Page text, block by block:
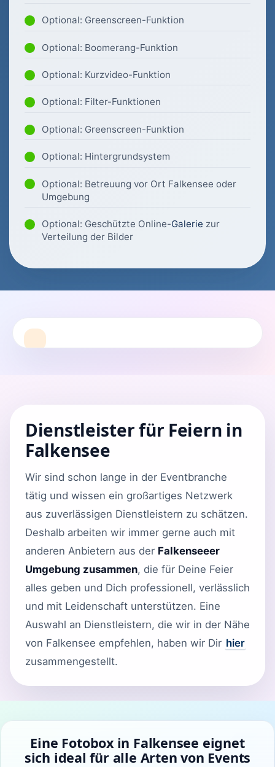
Optional: Greenscreen-Funktion
Optional: Boomerang-Funktion
Optional: Kurzvideo-Funktion
Optional: Filter-Funktionen
Optional: Greenscreen-Funktion
Optional: Hintergrundsystem
Optional: Betreuung vor Ort Falkensee oder
Umgebung
Optional: Geschützte Online-Galerie zur
Verteilung der Bilder
Dienstleister für Feiern in
Falkensee
Wir sind schon lange in der Eventbranche
tätig und wissen ein großartiges Netzwerk
aus zuverlässigen Dienstleistern zu schätzen.
Deshalb arbeiten wir immer gerne auch mit
anderen Anbietern aus der Falkenseeer
Umgebung zusammen, die für Deine Feier
alles geben und Dich professionell, verlässlich
und mit Leidenschaft unterstützen. Eine
Auswahl an Dienstleistern, die wir in der Nähe
von Falkensee empfehlen, haben wir Dir hier
zusammengestellt.
Eine Fotobox in Falkensee eignet
sich ideal für alle Arten von Events